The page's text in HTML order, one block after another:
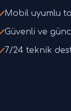
Mobil uyumlu
Güvenli ve
7/24 teknik